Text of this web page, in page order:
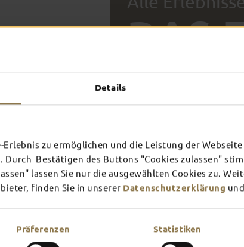
Details
Erlebnis zu ermöglichen und die Leistung der
Durch Bestätigen des Buttons "Cookies zulassen"
lassen Sie nur die ausgewählten Cookies zu.
finden Sie in unserer Datenschutzerklärung
Präferenzen Statistiken
SCHLOSS­
Mehr erfahren Mehr
FULDA AN
EINEM TAG
DAS
DICH
Verschaffe dir hier einen
am meisten Lust?